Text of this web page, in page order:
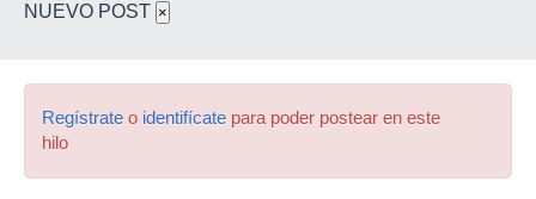
NUEVO POST ×
Regístrate o identifícate para poder postear en este
hilo